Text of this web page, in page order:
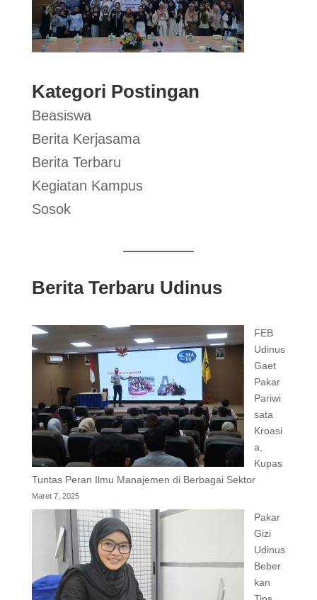
Kategori Postingan
Beasiswa
Berita Kerjasama
Berita Terbaru
Kegiatan Kampus
Sosok
Berita Terbaru Udinus
FEB
Udinus
Gaet
Pakar
Pariwi
sata
Kroasi
a,
Kupas
Tuntas Peran Ilmu Manajemen di Berbagai Sektor
Maret 7, 2025
Pakar
Gizi
Udinus
Beber
kan